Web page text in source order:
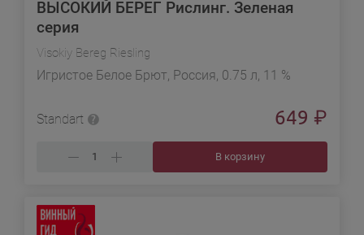
ВЫСОКИЙ БЕРЕГ Рислинг. Зеленая
серия
Visokiy Bereg Riesling
Игристое Белое Брют, Россия, 0.75 л, 11 %
Standart 649 ₽
В корзину